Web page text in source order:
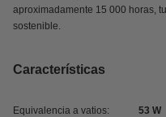
aproximadamente 15 000 horas,
sostenible.
Características
Equivalencia a vatios: 53 W